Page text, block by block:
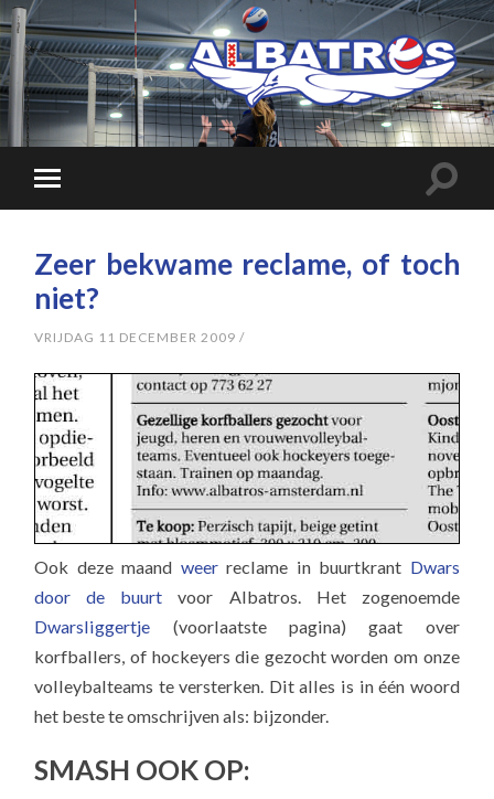
Zeer bekwame reclame, of toch
niet?
VRIJDAG 11 DECEMBER 2009 /
Ook deze maand weerreclame in buurtkrant Dwars
door de buurt voor Albatros. Het zogenoemde
Dwarsliggertje (voorlaatste pagina) gaat over
korfballers, of hockeyers die gezocht worden om onze
volleybalteams te versterken. Dit alles is in één woord
het beste te omschrijven als: bijzonder.
SMASH OOK OP: